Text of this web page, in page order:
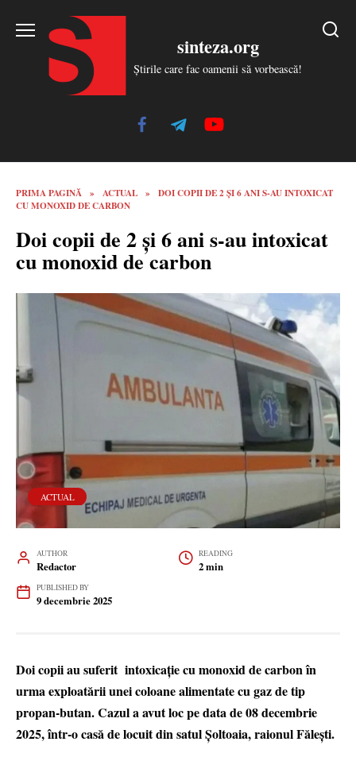
sinteza.org
Știrile care fac oamenii să vorbească!
PRIMA PAGINĂ » ACTUAL »
DOI COPII DE 2 ȘI 6 ANI S-AU INTOXICAT
CU MONOXID DE CARBON
Doi copii de 2 și 6 ani s-au intoxicat
cu monoxid de carbon
ACTUAL
AUTHOR
Redactor
READING
2 min
PUBLISHED BY
9 decembrie 2025
Doi copii au suferit intoxicație cu monoxid de carbon în
urma exploatării unei coloane alimentate cu gaz de tip
propan-butan. Cazul a avut loc pe data de 08 decembrie
2025, într-o casă de locuit din satul Șoltoaia, raionul Fălești.